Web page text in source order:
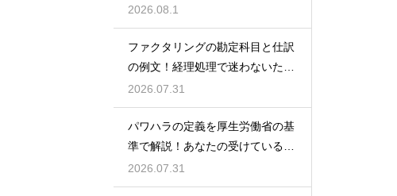
的な対策
2026.08.1
ファクタリングの勘定科目と仕訳
の例文！経理処理で迷わないため
の知識
2026.07.31
パワハラの定義を厚生労働省の基
準で解説！あなたの受けている行
為は該当する？
2026.07.31